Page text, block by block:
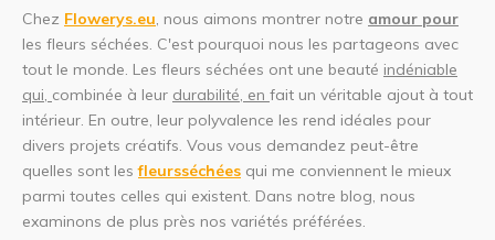
Chez Flowerys.eu, nous aimons montrer notre amour pour
les fleurs séchées. C'est pourquoi nous les partageons avec
tout le monde. Les fleurs séchées ont une beauté indéniable
qui, combinée à leur durabilité, en fait un véritable ajout à tout
intérieur. En outre, leur polyvalence les rend idéales pour
divers projets créatifs. Vous vous demandez peut-être
quelles sont lesfleursséchées qui me conviennent le mieux
parmi toutes celles qui existent. Dans notre blog, nous
examinons de plus près nos variétés préférées.